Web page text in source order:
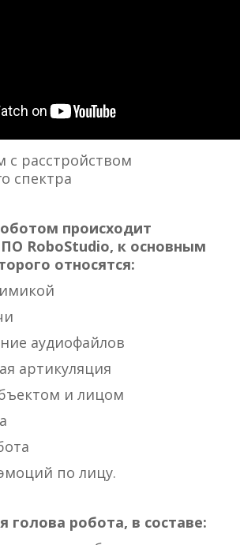
расстройством
спектра
происходит
RoboStudio, к основным
относятся:
аудиофайлов
артикуляция
и лицом
по лицу.
голова робота, в составе: